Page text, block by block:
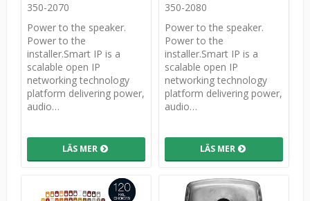
350-2070
Power to the speaker.
Power to the
installer.Smart IP is a
scalable open IP
networking technology
platform delivering power,
audio…
LÄS MER
350-2080
Power to the speaker.
Power to the
installer.Smart IP is a
scalable open IP
networking technology
platform delivering power,
audio…
LÄS MER